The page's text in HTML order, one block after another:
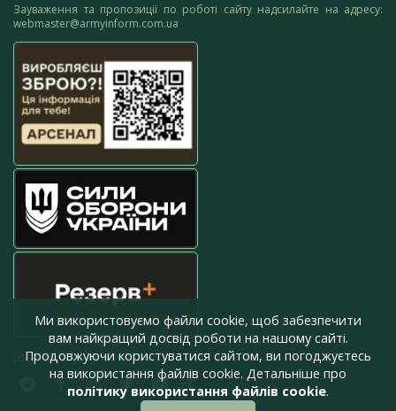
Зауваження та пропозиції по роботі сайту надсилайте на адресу:
webmaster@armyinform.com.ua
press@armyinform.com.ua
Ми використовуємо файли cookie, щоб забезпечити
вам найкращий досвід роботи на нашому сайті.
Продовжуючи користуватися сайтом, ви погоджуєтесь
на використання файлів cookie. Детальніше про
політику використання файлів cookie.